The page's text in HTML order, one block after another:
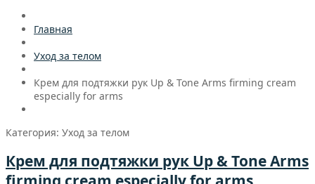
Главная
Уход за телом
Крем для подтяжки рук Up & Tone Arms firming cream
especially for arms
Категория: Уход за телом
Крем для подтяжки рук Up & Tone Arms